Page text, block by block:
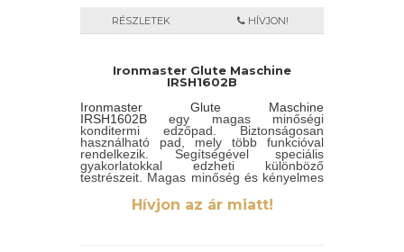
RÉSZLETEK HÍVJON!
Ironmaster Glute Maschine
IRSH1602B
Ironmaster Glute Maschine
IRSH1602B egy magas minőségi
konditermi edzőpad. Biztonságosan
használható pad, mely több funkcióval
rendelkezik. Segítségével speciális
gyakorlatokkal edzheti különböző
testrészeit. Magas minőség és kényelmes
párnázat jellemzi. Csúszásmentes
talpakkal és fogantyúkkal rendelkezik.
Stúdiókba fejlesztett modell, nagy
Hívjon az ár miatt!